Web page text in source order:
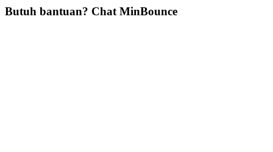
Butuh bantuan? Chat MinBounce